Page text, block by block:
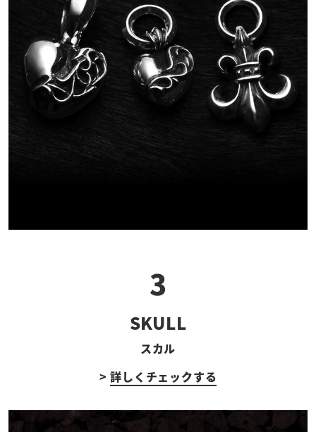
3
SKULL
スカル
>詳しくチェックする